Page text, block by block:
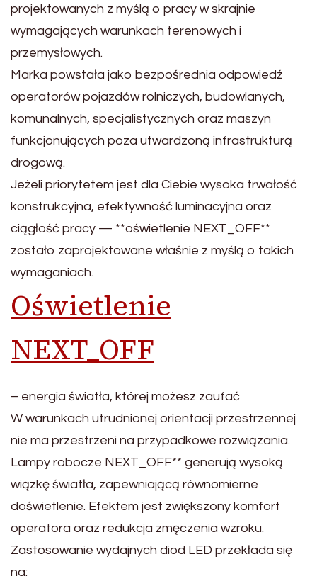
projektowanych z myślą o pracy w skrajnie
wymagających warunkach terenowych i
przemysłowych.
Marka powstała jako bezpośrednia odpowiedź
operatorów pojazdów rolniczych, budowlanych,
komunalnych, specjalistycznych oraz maszyn
funkcjonujących poza utwardzoną infrastrukturą
drogową.
Jeżeli priorytetem jest dla Ciebie wysoka trwałość
konstrukcyjna, efektywność luminacyjna oraz
ciągłość pracy — **oświetlenie NEXT_OFF**
zostało zaprojektowane właśnie z myślą o takich
wymaganiach.
Oświetlenie
NEXT_OFF
– energia światła, której możesz zaufać
W warunkach utrudnionej orientacji przestrzennej
nie ma przestrzeni na przypadkowe rozwiązania.
Lampy robocze NEXT_OFF** generują wysoką
wiązkę światła, zapewniającą równomierne
doświetlenie. Efektem jest zwiększony komfort
operatora oraz redukcja zmęczenia wzroku.
Zastosowanie wydajnych diod LED przekłada się
na: